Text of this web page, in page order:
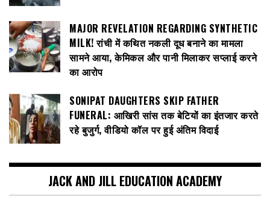
MAJOR REVELATION REGARDING SYNTHETIC
MILK! रांची में कथित नकली दूध बनाने का मामला
सामने आया, केमिकल और पानी मिलाकर सप्लाई करने
का आरोप
SONIPAT DAUGHTERS SKIP FATHER
FUNERAL: आखिरी सांस तक बेटियों का इंतजार करते
रहे बुजुर्ग, वीडियो कॉल पर हुई अंतिम विदाई
JACK AND JILL EDUCATION ACADEMY